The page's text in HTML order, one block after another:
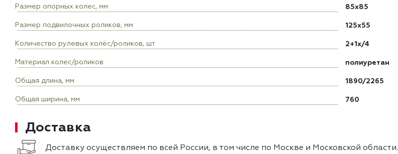
Размер опорных колес, мм 85x85
Размер подвилочных роликов, мм 125x55
Количество рулевых колёс/роликов, шт 2+1x/4
Материал колес/роликов полиуретан
Общая длина, мм 1890/2265
Общая ширина, мм 760
Доставка
Доставку осуществляем по всей России, в том числе по Москве и Московской области.